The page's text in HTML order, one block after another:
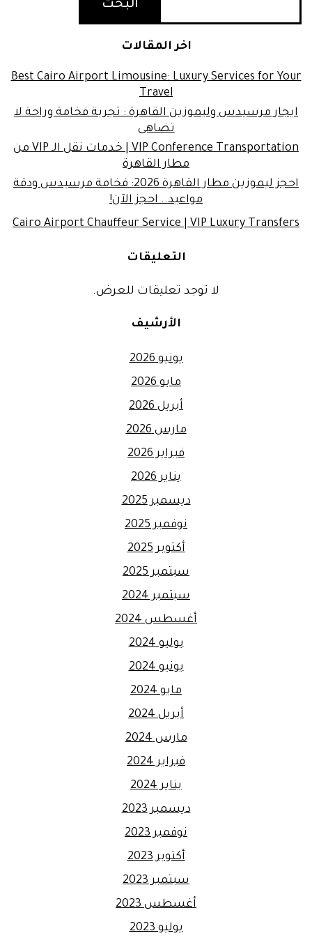
البحث
اخر المقالات
Best Cairo Airport Limousine: Luxury Services for Your
Travel
ايجار مرسيدس وليموزين القاهرة : تجربة فخامة وراحة لا
تضاهى
VIP Conference Transportation | خدمات نقل الـ VIP من
مطار القاهرة
احجز ليموزين مطار القاهرة 2026: فخامة مرسيدس ودقة
مواعيد.. احجز الآن!
Cairo Airport Chauffeur Service | VIP Luxury Transfers
التعليقات
لا توجد تعليقات للعرض.
الأرشيف
يونيو 2026
مايو 2026
أبريل 2026
مارس 2026
فبراير 2026
يناير 2026
ديسمبر 2025
نوفمبر 2025
أكتوبر 2025
سبتمبر 2025
سبتمبر 2024
أغسطس 2024
يوليو 2024
يونيو 2024
مايو 2024
أبريل 2024
مارس 2024
فبراير 2024
يناير 2024
ديسمبر 2023
نوفمبر 2023
أكتوبر 2023
سبتمبر 2023
أغسطس 2023
يوليو 2023